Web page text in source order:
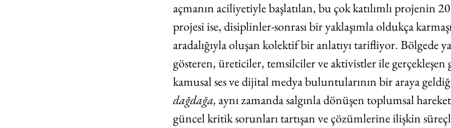
açmanın aciliyetiyle başlatılan, bu çok katılımlı projenin
projesi ise, disiplinler-sonrası bir yaklaşımla oldukça
aradalığıyla oluşan kolektif bir anlatıyı tarifliyor. Bölgede
gösteren, üreticiler, temsilciler ve aktivistler ile
kamusal ses ve dijital medya buluntularının bir araya
dağdağa, aynı zamanda salgınla dönüşen toplumsal
güncel kritik sorunları tartışan ve çözümlerine ilişkin